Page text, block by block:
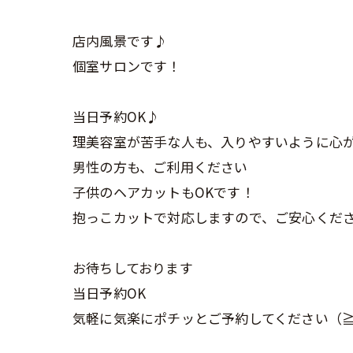
店内風景です♪
個室サロンです！
当日予約OK♪
理美容室が苦手な人も、入りやすいように心
男性の方も、ご利用ください
子供のヘアカットもOKです！
抱っこカットで対応しますので、ご安心くだ
お待ちしております
当日予約OK
気軽に気楽にポチッとご予約してください